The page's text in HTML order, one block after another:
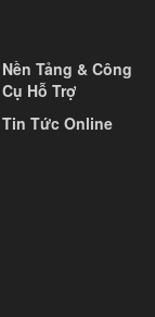
Nền Tảng & Công
Cụ Hỗ Trợ
Tin Tức Online